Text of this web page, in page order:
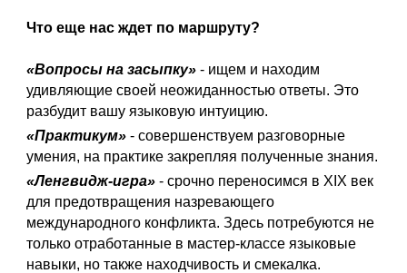
Что еще нас ждет по маршруту?
«Вопросы на засыпку» - ищем и находим
удивляющие своей неожиданностью ответы. Это
разбудит вашу языковую интуицию.
«Практикум» - совершенствуем разговорные
умения, на практике закрепляя полученные знания.
«Ленгвидж-игра» - срочно переносимся в XIX век
для предотвращения назревающего
международного конфликта. Здесь потребуются не
только отработанные в мастер-классе языковые
навыки, но также находчивость и смекалка.